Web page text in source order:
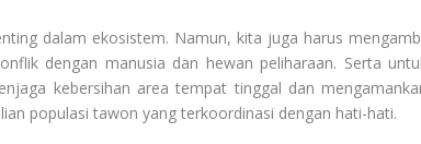
dalam ekosistem. Namun, kita juga harus
dengan manusia dan hewan peliharaan. Serta
kebersihan area tempat tinggal dan
populasi tawon yang terkoordinasi dengan hati-hati.